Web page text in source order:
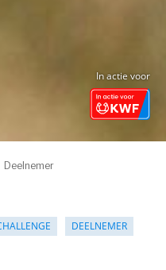
In actie voor
Deelnemer
DEELNEMER